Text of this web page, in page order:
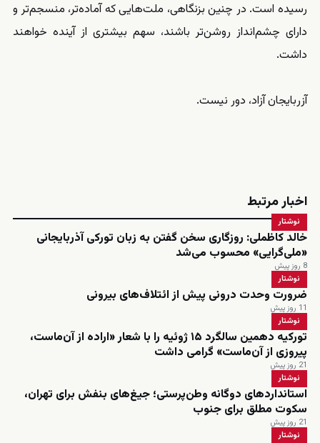
رسیده است. در چنین بزنگاهی، ملت‌هایی که آماده‌تر، منسجم‌تر و
دارای چشم‌انداز روشن‌تر باشند، سهم بیشتری از آینده خواهند
داشت.
آزربایجان آزاد، دور نیست.
اخبار مرتبط
نوشتار
خالد کاظملی: روزگاری سخن گفتن به زبان تورکی آذربایجانی
«ملی‌گرایی» محسوب می‌شد
8 روز پیش
نوشتار
ضرورت وحدت درونی پیش از ائتلاف‌های بیرونی
11 روز پیش
نوشتار
تورکیه دهمین سالگرد ۱۵ ژوئیه را با شعار «اراده از آن‌ماست،
پیروزی از آن‌ماست» گرامی داشت
21 روز پیش
نوشتار
استانداردهای دوگانه وطن‌پرستی؛ جیغ‌های بنفش برای تهران،
سکوت مطلق برای جنوب
21 روز پیش
نوشتار